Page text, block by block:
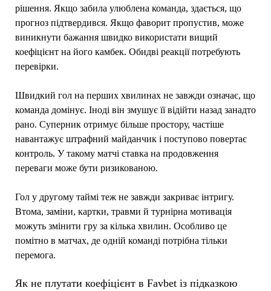
рішення. Якщо забила улюблена команда, здається, що
прогноз підтвердився. Якщо фаворит пропустив, може
виникнути бажання швидко використати вищий
коефіцієнт на його камбек. Обидві реакції потребують
перевірки.
Швидкий гол на перших хвилинах не завжди означає, що
команда домінує. Іноді він змушує її відійти назад занадто
рано. Суперник отримує більше простору, частіше
навантажує штрафний майданчик і поступово повертає
контроль. У такому матчі ставка на продовження
переваги може бути ризикованою.
Гол у другому таймі теж не завжди закриває інтригу.
Втома, заміни, картки, травми й турнірна мотивація
можуть змінити гру за кілька хвилин. Особливо це
помітно в матчах, де одній команді потрібна тільки
перемога.
Як не плутати коефіцієнт в Favbet із підказкою